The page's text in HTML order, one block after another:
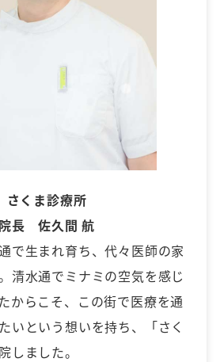
さくま診療所
院長 佐久間 航
で生まれ育ち、代々医師の家
清水通でミナミの空気を感じ
からこそ、この街で医療を通
いという想いを持ち、「さく
しました。